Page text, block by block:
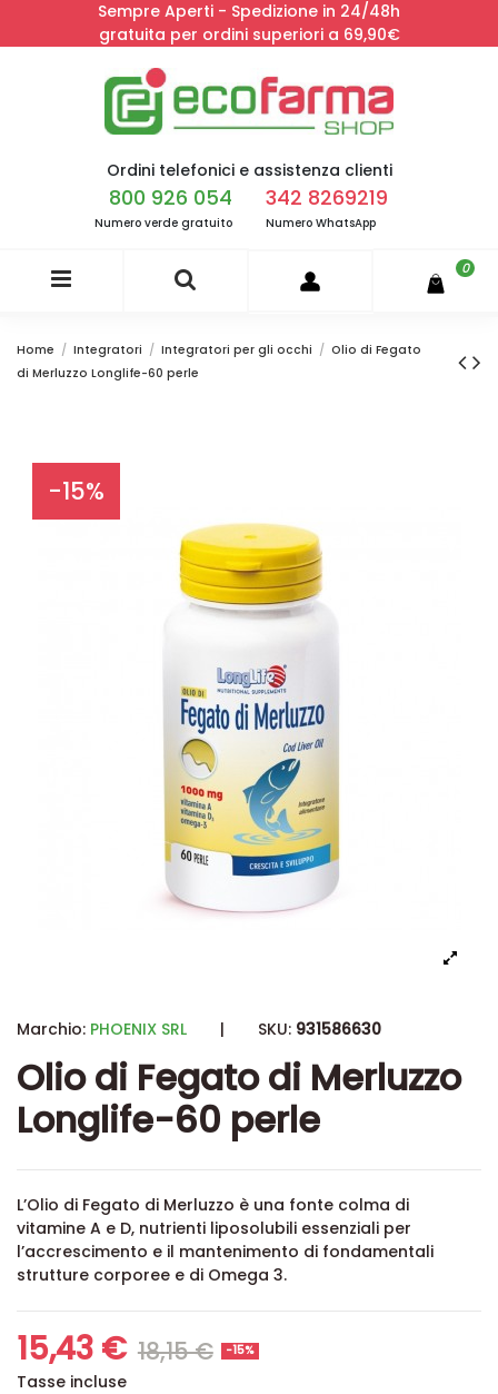
Sempre Aperti - Spedizione in 24/48h
gratuita per ordini superiori a 69,90€
Ordini telefonici e assistenza clienti
800 926 054
Numero verde gratuito
342 8269219
Numero WhatsApp
0
Home Integratori Integratori per gli occhi
Olio di Fegato
di Merluzzo Longlife-60 perle
-15%
Marchio: PHOENIX SRL | SKU: 931586630
Olio di Fegato di Merluzzo
Longlife-60 perle
L’Olio di Fegato di Merluzzo è una fonte colma di
vitamine A e D, nutrienti liposolubili essenziali per
l’accrescimento e il mantenimento di fondamentali
strutture corporee e di Omega 3.
15,43 € 18,15 € -15%
Tasse incluse